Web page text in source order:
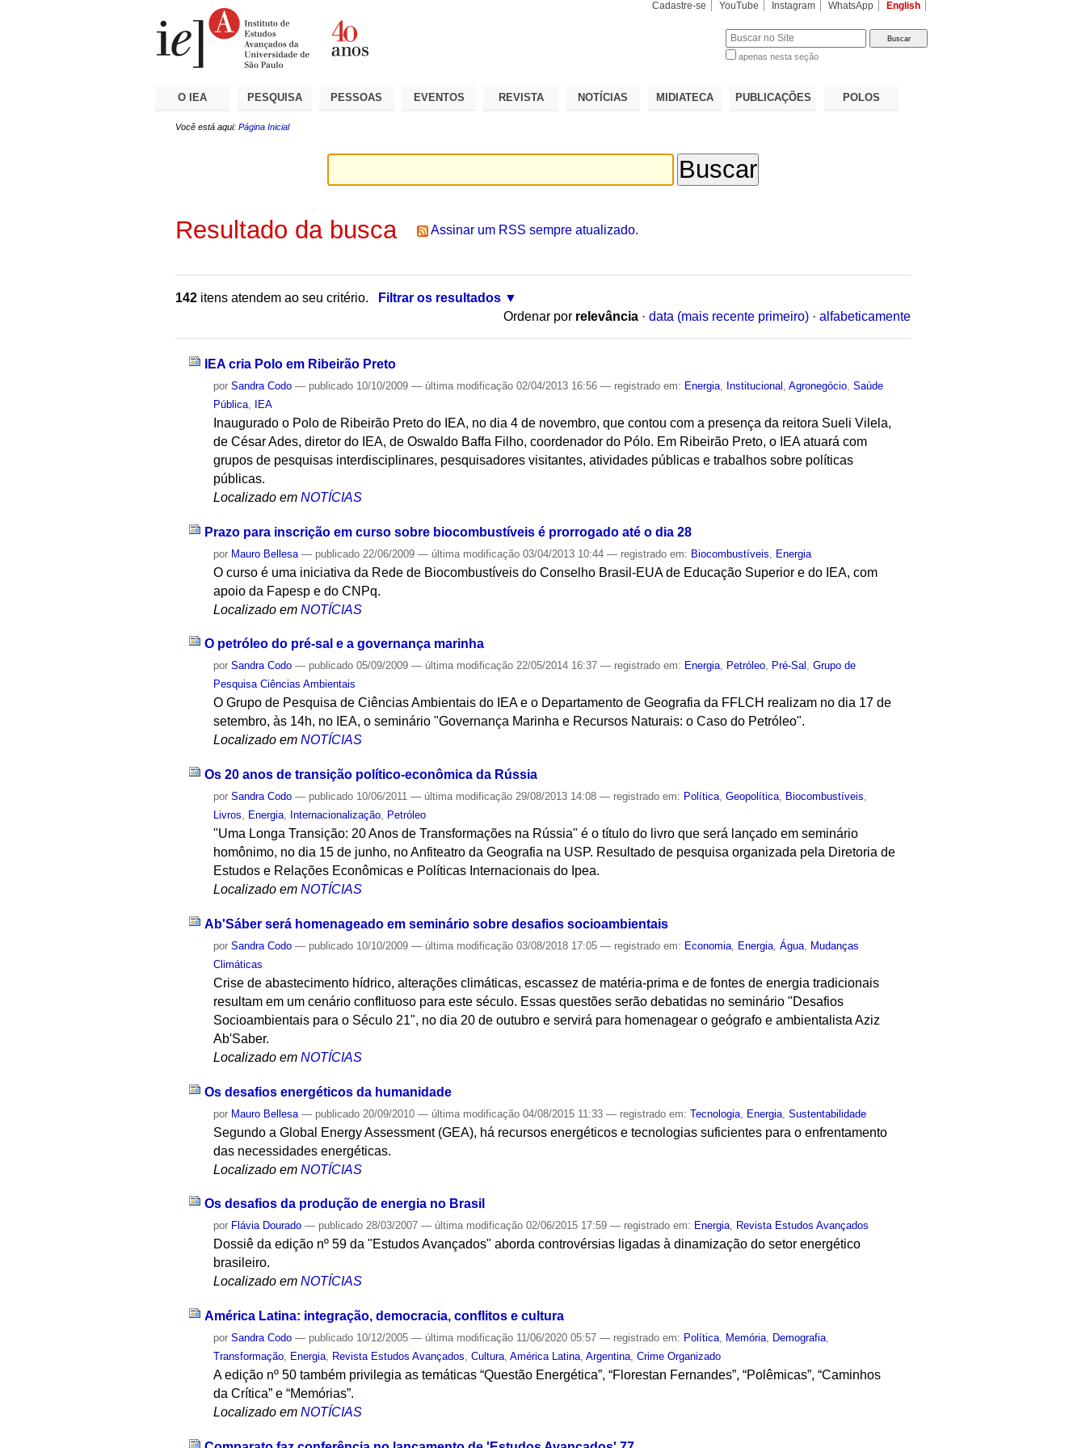
Cadastre-se YouTube Instagram WhatsApp English
apenas nesta seção
O IEA PESQUISA PESSOAS EVENTOS REVISTA NOTÍCIAS MIDIATECA PUBLICAÇÕES POLOS
Você está aqui: Página Inicial
Resultado da busca Assinar um RSS sempre atualizado.
142 itens atendem ao seu critério.
Filtrar os resultados
Ordenar por relevância · data (mais recente primeiro) · alfabeticamente
IEA cria Polo em Ribeirão Preto
porSandra Codo — publicado 10/10/2009— última modificação 02/04/2013 16:56— registrado em: Energia Institucional ,Agronegócio ,Saúde
Pública
IEA
Inaugurado o Polo de Ribeirão Preto do IEA, no dia 4 de novembro, que contou com a presença da reitora Sueli Vilela,
de César Ades, diretor do IEA, de Oswaldo Baffa Filho, coordenador do Pólo. Em Ribeirão Preto, o IEA atuará com
grupos de pesquisas interdisciplinares, pesquisadores visitantes, atividades públicas e trabalhos sobre políticas
públicas.
Localizado em NOTÍCIAS
Prazo para inscrição em curso sobre biocombustíveis é prorrogado até o dia 28
por Mauro Bellesa — publicado 22/06/2009— última modificação 03/04/2013 10:44— registrado em: Biocombustíveis Energia
O curso é uma iniciativa da Rede de Biocombustíveis do Conselho Brasil-EUA de Educação Superior e do IEA, com
apoio da Fapesp e do CNPq.
Localizado em NOTÍCIAS
O petróleo do pré-sal e a governança marinha
porSandra Codo — publicado 05/09/2009— última modificação 22/05/2014 16:37— registrado em: Energia, Petróleo, Pré-Sal ,Grupo de
Pesquisa Ciências Ambientais
O Grupo de Pesquisa de Ciências Ambientais do IEA e o Departamento de Geografia da FFLCH realizam no dia 17 de
setembro, às 14h, no IEA, o seminário "Governança Marinha e Recursos Naturais: o Caso do Petróleo".
Localizado em NOTÍCIAS
Os 20 anos de transição político-econômica da Rússia
porSandra Codo — publicado 10/06/2011— última modificação 29/08/2013 14:08— registrado em: Política,Geopolítica, Biocombustíveis,
Livros, Energia, Internacionalização, Petróleo
"Uma Longa Transição: 20 Anos de Transformações na Rússia" é o título do livro que será lançado em seminário
homônimo, no dia 15 de junho, no Anfiteatro da Geografia na USP. Resultado de pesquisa organizada pela Diretoria de
Estudos e Relações Econômicas e Políticas Internacionais do Ipea.
Localizado em NOTÍCIAS
Ab'Sáber será homenageado em seminário sobre desafios socioambientais
porSandra Codo — publicado 10/10/2009— última modificação 03/08/2018 17:05— registrado em: Economia Energia ,Água
Mudanças
Climáticas
Crise de abastecimento hídrico, alterações climáticas, escassez de matéria-prima e de fontes de energia tradicionais
resultam em um cenário conflituoso para este século. Essas questões serão debatidas no seminário "Desafios
Socioambientais para o Século 21", no dia 20 de outubro e servirá para homenagear o geógrafo e ambientalista Aziz
Ab'Saber.
Localizado em NOTÍCIAS
Os desafios energéticos da humanidade
por Mauro Bellesa — publicado 20/09/2010— última modificação 04/08/2015 11:33— registrado em:Tecnologia Energia ,Sustentabilidade
Segundo a Global Energy Assessment (GEA), há recursos energéticos e tecnologias suficientes para o enfrentamento
das necessidades energéticas.
Localizado em NOTÍCIAS
Os desafios da produção de energia no Brasil
por Flávia Dourado — publicado 28/03/2007— última modificação 02/06/2015 17:59— registrado em: Energia, Revista Estudos Avançados
Dossiê da edição nº 59 da "Estudos Avançados" aborda controvérsias ligadas à dinamização do setor energético
brasileiro.
Localizado em NOTÍCIAS
América Latina: integração, democracia, conflitos e cultura
porSandra Codo — publicado 10/12/2005— última modificação 11/06/2020 05:57— registrado em: Política Memória Demografia
Transformação
Energia Revista Estudos Avançados ,Cultura ,América Latina ,Argentina ,Crime Organizado
A edição nº 50 também privilegia as temáticas “Questão Energética”, “Florestan Fernandes”, “Polêmicas”, “Caminhos
da Crítica” e “Memórias”.
Localizado em NOTÍCIAS